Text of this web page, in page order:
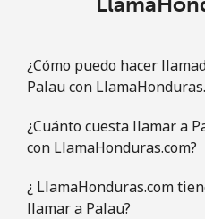
¿Cómo puedo hacer
Palau con
¿Cuánto cuesta llamar a
con LlamaHonduras.com?
¿ LlamaHonduras.com
llamar a Palau?